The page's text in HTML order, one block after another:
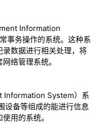
Information
事务操作的系统。这种系
数据进行相关处理，将
络管理系统。
Information System）系
设备等组成的能进行信息
用的系统。